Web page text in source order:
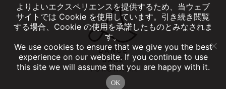
よりよいエクスペリエンスを提供するため、当ウェブ
サイトでは Cookie を使用しています。引き続き閲覧
する場合、Cookie の使用を承諾したものとみなされま
す。
We use cookies to ensure that we give you the best
experience on our website. If you continue to use
this site we will assume that you are happy with it.
OK